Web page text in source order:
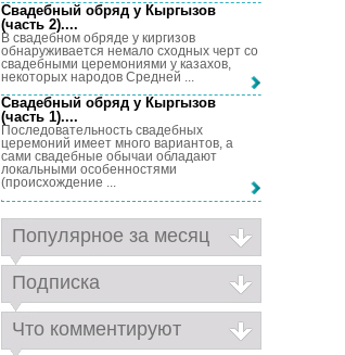
Свадебный обряд у Кыргызов
(часть 2)....
В свадебном обряде у киргизов
обнаруживается немало сходных черт со
свадебными церемониями у казахов,
некоторых народов Средней ...
Свадебный обряд у Кыргызов
(часть 1)....
Последовательность свадебных
церемоний имеет много вариантов, а
сами свадебные обычаи обладают
локальными особенностями
(происхождение ...
Популярное за месяц
Подписка
Что комментируют